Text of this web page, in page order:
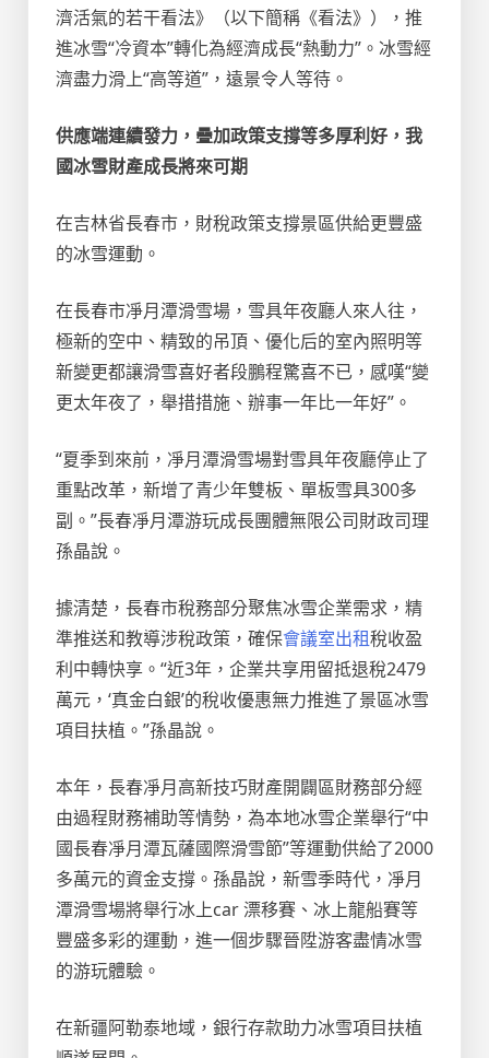
濟活氣的若干看法》（以下簡稱《看法》），推
進冰雪“冷資本”轉化為經濟成長“熱動力”。冰雪經
濟盡力滑上“高等道”，遠景令人等待。
供應端連續發力，疊加政策支撐等多厚利好，我
國冰雪財產成長將來可期
在吉林省長春市，財稅政策支撐景區供給更豐盛
的冰雪運動。
在長春市凈月潭滑雪場，雪具年夜廳人來人往，
極新的空中、精致的吊頂、優化后的室內照明等
新變更都讓滑雪喜好者段鵬程驚喜不已，感嘆“變
更太年夜了，舉措措施、辦事一年比一年好”。
“夏季到來前，凈月潭滑雪場對雪具年夜廳停止了
重點改革，新增了青少年雙板、單板雪具300多
副。”長春凈月潭游玩成長團體無限公司財政司理
孫晶說。
據清楚，長春市稅務部分聚焦冰雪企業需求，精
準推送和教導涉稅政策，確保會議室出租稅收盈
利中轉快享。“近3年，企業共享用留抵退稅2479
萬元，‘真金白銀’的稅收優惠無力推進了景區冰雪
項目扶植。”孫晶說。
本年，長春凈月高新技巧財產開闢區財務部分經
由過程財務補助等情勢，為本地冰雪企業舉行“中
國長春凈月潭瓦薩國際滑雪節”等運動供給了2000
多萬元的資金支撐。孫晶說，新雪季時代，凈月
潭滑雪場將舉行冰上car 漂移賽、冰上龍船賽等
豐盛多彩的運動，進一個步驟晉陞游客盡情冰雪
的游玩體驗。
在新疆阿勒泰地域，銀行存款助力冰雪項目扶植